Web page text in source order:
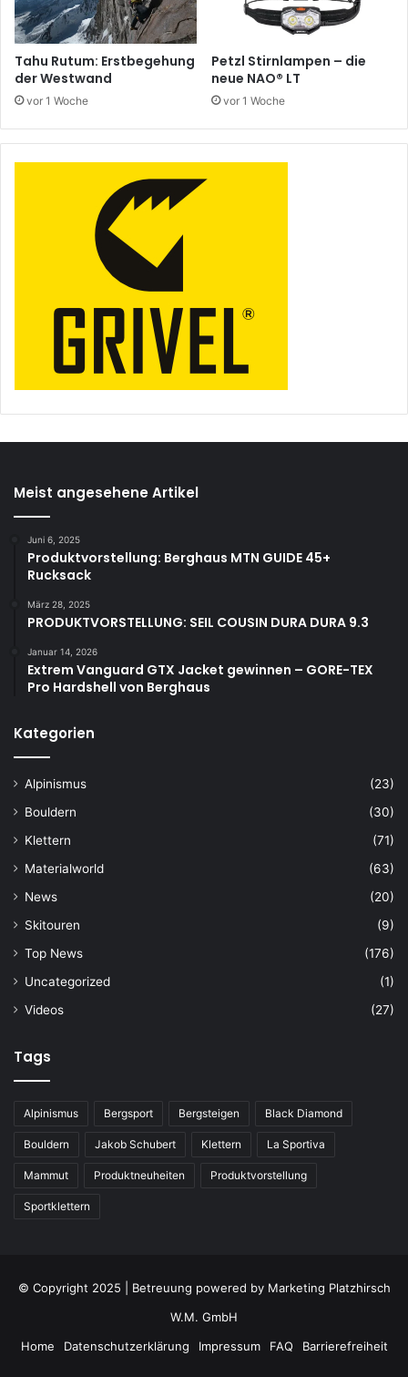
Tahu Rutum: Erstbegehung
der Westwand
vor 1 Woche
Petzl Stirnlampen – die
neue NAO® LT
vor 1 Woche
Meist angesehene Artikel
Juni 6, 2025
Produktvorstellung: Berghaus MTN GUIDE 45+
Rucksack
März 28, 2025
PRODUKTVORSTELLUNG: SEIL COUSIN DURA DURA 9.3
Januar 14, 2026
Extrem Vanguard GTX Jacket gewinnen – GORE-TEX
Pro Hardshell von Berghaus
Kategorien
Alpinismus
(23)
Bouldern
(30)
Klettern
(71)
Materialworld
(63)
News
(20)
Skitouren
(9)
Top News
(176)
Uncategorized
(1)
Videos
(27)
Tags
Alpinismus Bergsport Bergsteigen Black Diamond
Bouldern Jakob Schubert Klettern La Sportiva
Mammut Produktneuheiten Produktvorstellung
Sportklettern
© Copyright 2025 | Betreuung powered by Marketing Platzhirsch
W.M. GmbH
Home
Datenschutzerklärung Impressum FAQ Barrierefreiheit